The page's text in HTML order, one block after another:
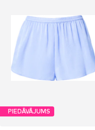
PIEDĀVĀJUMS